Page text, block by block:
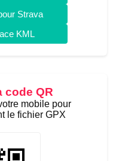
Strava
KML
code QR
mobile pour
le fichier GPX